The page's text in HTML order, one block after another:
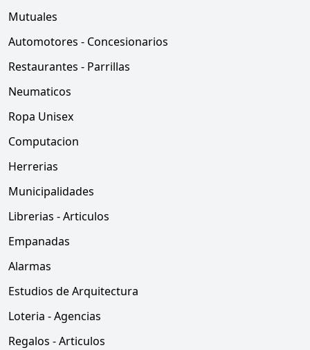
Mutuales
Automotores - Concesionarios
Restaurantes - Parrillas
Neumaticos
Ropa Unisex
Computacion
Herrerias
Municipalidades
Librerias - Articulos
Empanadas
Alarmas
Estudios de Arquitectura
Loteria - Agencias
Regalos - Articulos